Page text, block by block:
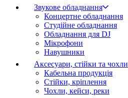
Звукове обладнання
Концертне обладнання
Студійне обладнання
Обладнання для DJ
Мікрофони
Навушники
Аксесуари, стійки та чохли
Кабельна продукція
Стійки, кріплення
Чохли, кейси, реки